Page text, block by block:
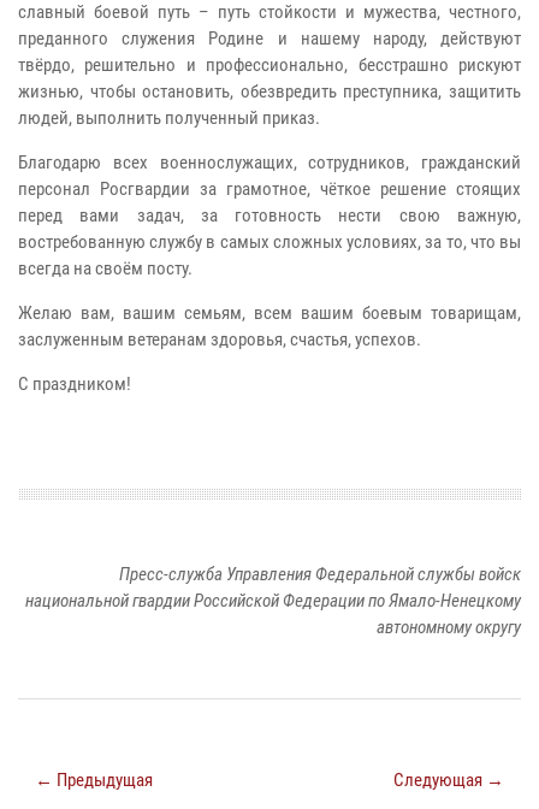
славный боевой путь – путь стойкости и мужества, честного,
преданного служения Родине и нашему народу, действуют
твёрдо, решительно и профессионально, бесстрашно рискуют
жизнью, чтобы остановить, обезвредить преступника, защитить
людей, выполнить полученный приказ.
Благодарю всех военнослужащих, сотрудников, гражданский
персонал Росгвардии за грамотное, чёткое решение стоящих
перед вами задач, за готовность нести свою важную,
востребованную службу в самых сложных условиях, за то, что вы
всегда на своём посту.
Желаю вам, вашим семьям, всем вашим боевым товарищам,
заслуженным ветеранам здоровья, счастья, успехов.
С праздником!
Пресс-служба Управления Федеральной службы войск
национальной гвардии Российской Федерации по Ямало-Ненецкому
автономному округу
← Предыдущая Следующая →